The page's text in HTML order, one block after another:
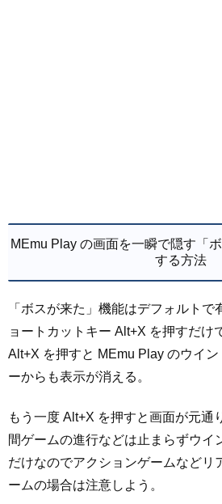
MEmu Play の画面を一瞬で隠す「
する方法
「ボスが来た」機能はデフォルトで
ョートカットキー Alt+X を押すだけ
Alt+X を押すと MEmu Play のウイ
ーからも表示が消える。
もう一度 Alt+X を押すと画面が元通
間ゲームの進行などは止まらずウイ
だけなのでアクションゲームなどリ
ームの場合は注意しよう。